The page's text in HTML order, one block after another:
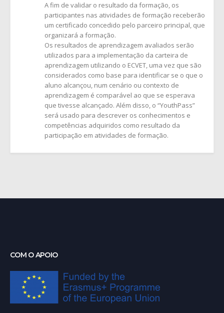
A fim de validar o resultado da formação, os
participantes nas atividades de formação receberão
um certificado concedido pelo parceiro principal, que
organizará a formação.
Os resultados de aprendizagem avaliados serão
utilizados para a implementação da carteira de
aprendizagem utilizando o ECVET, uma vez que são
considerados como base para identificar se o que o
aluno alcançou, num cenário ou contexto de
aprendizagem é comparável ao que se esperava
que tivesse alcançado. Além disso, o “YouthPass”
será usado para descrever os conhecimentos e
competências adquiridos como resultado da
participação em atividades de formação.
COM O APOIO